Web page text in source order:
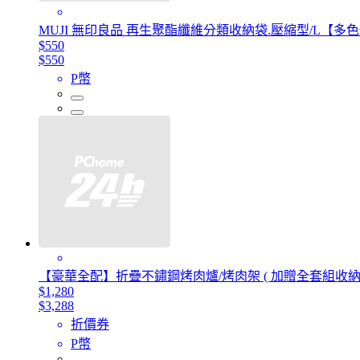
MUJI 無印良品 再生聚酯纖維分類收納袋.壓縮型/L【多
$550
$550
P幣
【豪華全配】折疊不鏽鋼烤肉爐/烤肉架 ( 加贈全套組收
$1,280
$3,288
折價券
P幣